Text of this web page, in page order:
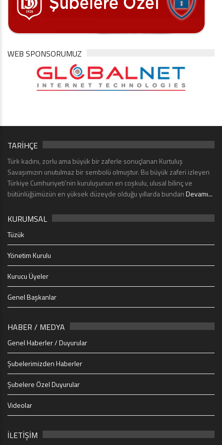
WEB SPONSORUMUZ
TARİHÇE
Türk kadını, zorlu ama büyük bir zaferle sonuçlanan Kurtuluş
Savaşımızın unutulmaz bir sembolü olmuştur. Bu büyük zaferi izleyen
Türkiye Cumhuriyeti’nin kuruluşunun en coşkulu, ulusal bilinç ve
bütünlüğümüzün en yüksek düzeyde olduğu yıllarda bundanDevamı...
KURUMSAL
Tüzük
Yönetim Kurulu
Kurucu Üyeler
Genel Başkanlar
HABER / MEDYA
Genel Haberler / Duyurular
Şubelerimizden Haberler
Şubelere Özel Duyurular
Videolar
İLETİŞİM